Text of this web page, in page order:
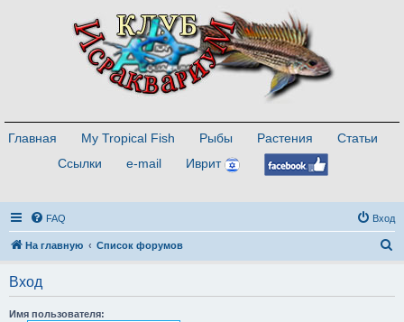
Главная My Tropical Fish Рыбы Растения
Статьи
Ссылки
e-mail Иврит
FAQ Вход
На главную Список форумов
Вход
Имя пользователя: